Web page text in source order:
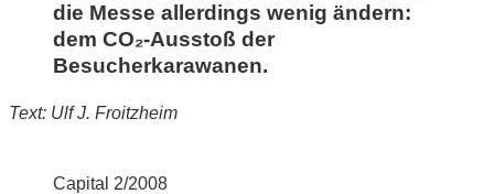
die Messe allerdings wenig ändern:
dem CO₂-Ausstoß der
Besucherkarawanen.
Text: Ulf J. Froitzheim
Capital 2/2008